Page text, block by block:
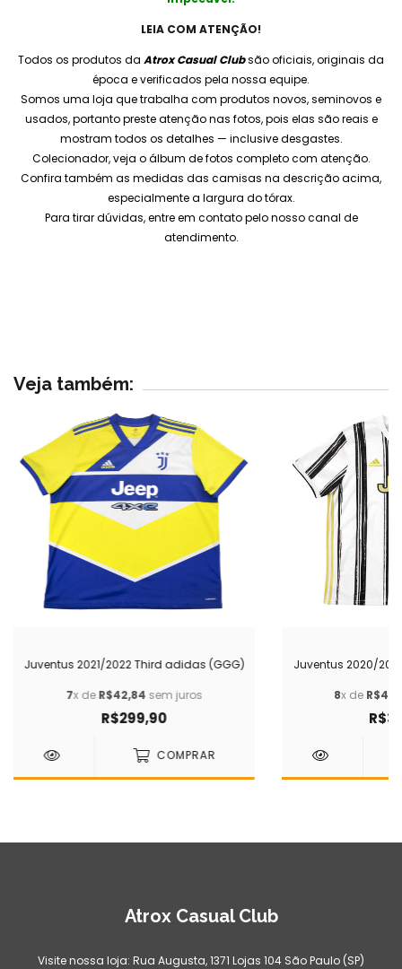
LEIA COM ATENÇÃO!
Todos os produtos da Atrox Casual Clubsão oficiais, originais da
época e verificados pela nossa equipe.
Somos uma loja que trabalha com produtos novos, seminovos e
usados, portanto preste atenção nas fotos, pois elas são reais e
mostram todos os detalhes — inclusive desgastes.
Colecionador, veja o álbum de fotos completo com atenção.
Confira também as medidas das camisas na descrição acima,
especialmente a largura do tórax.
Para tirar dúvidas, entre em contato pelo nosso canal de
atendimento.
Veja também:
Juventus 2021/2022 Third adidas (GGG)
7x deR$42,84 sem juros
R$299,90
COMPRAR
Juventus 2020/
8x de
Atrox Casual Club
Visite nossa loja: Rua Augusta, 1371 Lojas 104 São Paulo (SP)